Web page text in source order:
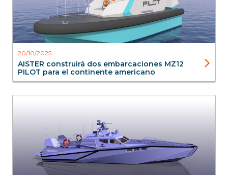
20/10/2025
AISTER construirá dos embarcaciones MZ12
PILOT para el continente americano